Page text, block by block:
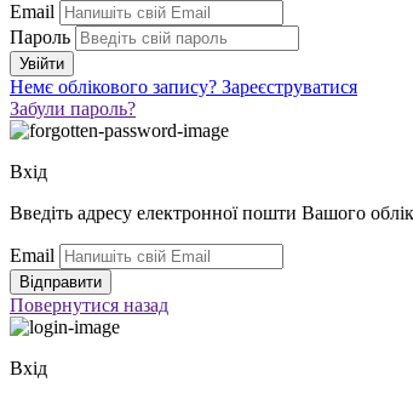
Email
Пароль
Немє облікового запису? Зареєструватися
Забули пароль?
Вхід
Введіть адресу електронної пошти Вашого
Email
Повернутися назад
Вхід